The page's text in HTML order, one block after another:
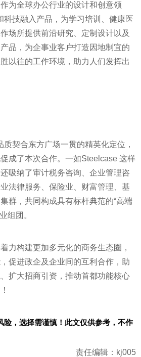
为全球办公行业的设计和创意领
科技融入产品，为学习培训、健康医
场所提供前沿研究、定制设计以及
品，为企事业客户打造因地制宜的
以往的工作环境，助力人们发挥出
质契合东方广场一贯的精英化定位，
成了本次合作。一如Steelcase 这样
吸纳了审计税务咨询、企业管理咨
法律服务、保险业、财富管理、基
群，共同构成具有标杆典范的“高端
组团。
力构建更加多元化的商务生态圈，
促进政企及企业间的互利合作，助
扩大招商引资，推动首都功能核心
险，选择需谨慎！此文仅供参考，不作
责任编辑：kj005